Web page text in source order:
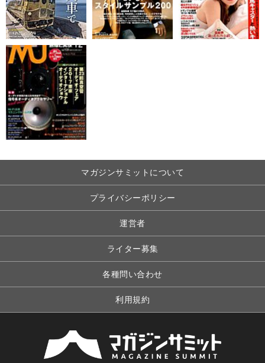
マガジンサミットについて
プライバシーポリシー
運営者
ライター募集
各種問い合わせ
利用規約